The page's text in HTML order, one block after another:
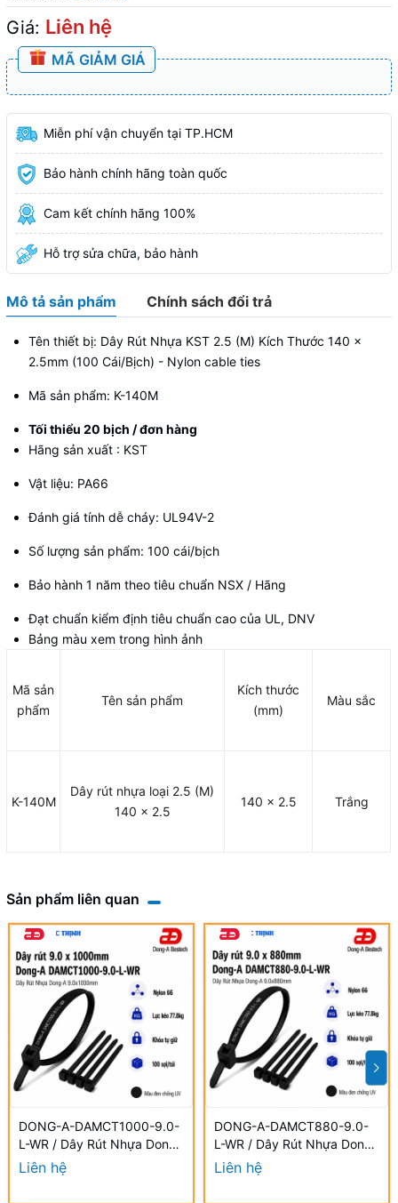
Giá: Liên hệ
MÃ GIẢM GIÁ
Miễn phí vận chuyển tại TP.HCM
Bảo hành chính hãng toàn quốc
Cam kết chính hãng 100%
Hỗ trợ sửa chữa, bảo hành
Mô tả sản phẩm Chính sách đổi trả
Tên thiết bị: Dây Rút Nhựa KST 2.5 (M) Kích Thước 140 x
2.5mm (100 Cái/Bịch) - Nylon cable ties
Mã sản phẩm: K-140M
Tối thiểu 20 bịch / đơn hàng
Hãng sản xuất : KST
Vật liệu: PA66
Đánh giá tính dễ cháy: UL94V-2
Số lượng sản phẩm: 100 cái/bịch
Bảo hành 1 năm theo tiêu chuẩn NSX / Hãng
Đạt chuẩn kiểm định tiêu chuẩn cao của UL, DNV
Bảng màu xem trong hình ảnh
Mã sản
phẩm
Tên sản phẩm
Kích thước
(mm)
Màu sắc
K-140M
Dây rút nhựa loại 2.5 (M)
140 x 2.5
140 x 2.5 Trắng
Sản phẩm liên quan
DONG-A-DAMCT1000-9.0-
L-WR / Dây Rút Nhựa Dong-
A 9.0×1000mm Chống UV
Liên hệ
DONG-A-DAMCT880-9.0-
L-WR / Dây Rút Nhựa Dong-
A 9.0×880mm Chống UV
Liên hệ